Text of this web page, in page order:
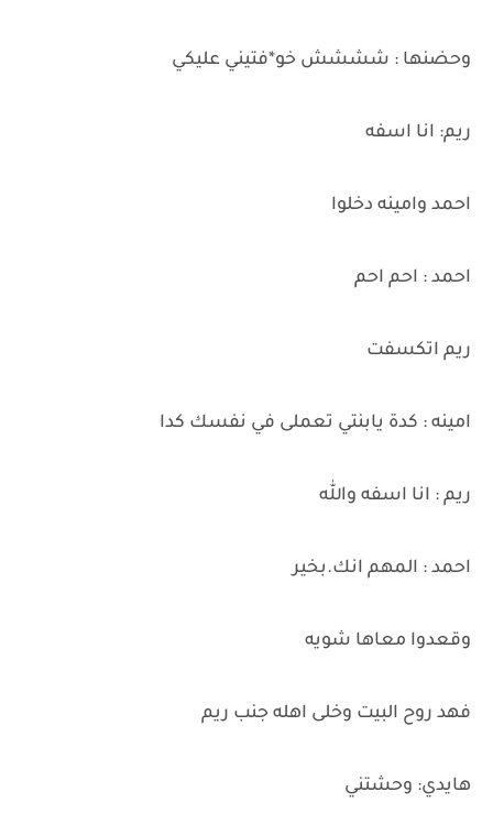
وحضنها : شششش خو*فتيني عليكي
ريم: انا اسفه
احمد وامينه دخلوا
احمد : احم احم
ريم اتكسفت
امينه : كدة يابنتي تعملى في نفسك كدا
ريم : انا اسفه والله
احمد : المهم انك.بخير
وقعدوا معاها شويه
فهد روح البيت وخلى اهله جنب ريم
هايدي: وحشتني